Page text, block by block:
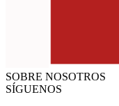
SOBRE NOSOTROS
SÍGUENOS